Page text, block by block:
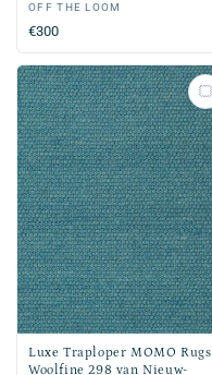
Verkoper:
OFF THE LOOM
Normale
prijs
€300
Luxe Traploper MOMO Rugs
Woolfine 298 van Nieuw-